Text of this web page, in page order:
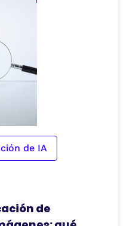
de IA
de